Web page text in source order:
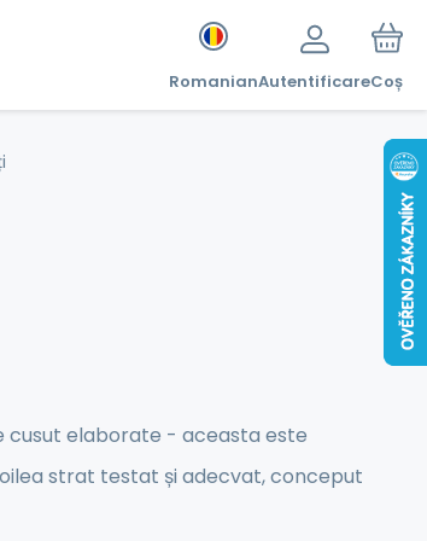
RomanianAutentificareCoș
cusut elaborate - aceasta este
strat testat și adecvat, conceput